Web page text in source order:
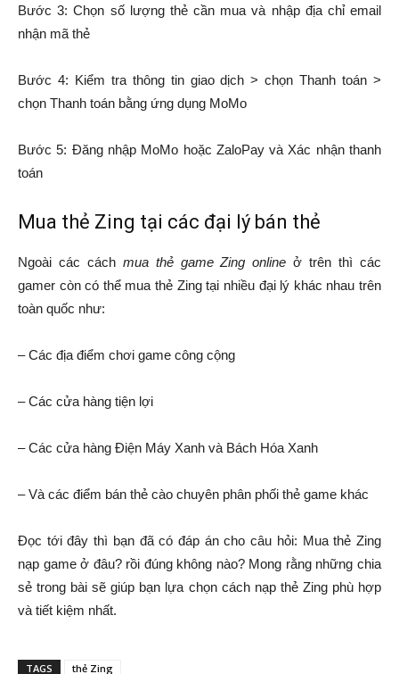
Bước 3: Chọn số lượng thẻ cần mua và nhập địa chỉ email
nhận mã thẻ
Bước 4: Kiểm tra thông tin giao dịch > chọn Thanh toán >
chọn Thanh toán bằng ứng dụng MoMo
Bước 5: Đăng nhập MoMo hoặc ZaloPay và Xác nhận thanh
toán
Mua thẻ Zing tại các đại lý bán thẻ
Ngoài các cách mua thẻ game Zing onlineở trên thì các
gamer còn có thể mua thẻ Zing tại nhiều đại lý khác nhau trên
toàn quốc như:
– Các địa điểm chơi game công cộng
– Các cửa hàng tiện lợi
– Các cửa hàng Điện Máy Xanh và Bách Hóa Xanh
– Và các điểm bán thẻ cào chuyên phân phối thẻ game khác
Đọc tới đây thì bạn đã có đáp án cho câu hỏi: Mua thẻ Zing
nạp game ở đâu? rồi đúng không nào? Mong rằng những chia
sẻ trong bài sẽ giúp bạn lựa chọn cách nạp thẻ Zing phù hợp
và tiết kiệm nhất.
TAGS thẻ Zing